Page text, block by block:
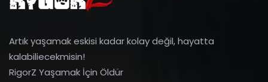
Artık yaşamak eskisi kadar kolay değil, hayatta
kalabiliecekmisin!
RigorZ Yaşamak İçin Öldür